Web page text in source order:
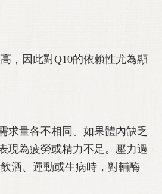
，因此對Q10的依賴性尤為顯
求量各不相同。如果體內缺乏
現為疲勞或精力不足。壓力過
酒、運動或生病時，對輔酶